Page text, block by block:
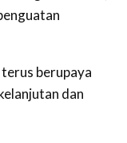
berupaya
dan